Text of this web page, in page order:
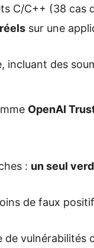
C/C++ (38 cas
sur une
incluant des
OpenAI
: un seul
de faux
de vulnérabilités